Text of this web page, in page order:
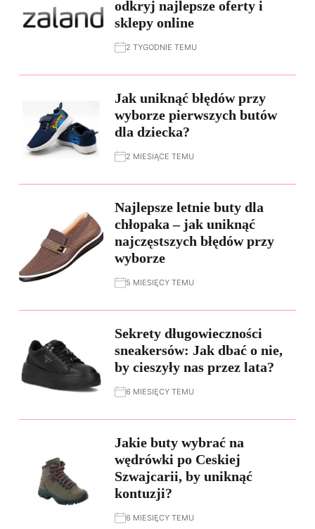
odkryj najlepsze oferty i
sklepy online
2 TYGODNIE TEMU
Jak uniknąć błędów przy
wyborze pierwszych butów
dla dziecka?
2 MIESIĄCE TEMU
Najlepsze letnie buty dla
chłopaka – jak uniknąć
najczęstszych błędów przy
wyborze
5 MIESIĘCY TEMU
Sekrety długowieczności
sneakersów: Jak dbać o nie,
by cieszyły nas przez lata?
6 MIESIĘCY TEMU
Jakie buty wybrać na
wędrówki po Ceskiej
Szwajcarii, by uniknąć
kontuzji?
6 MIESIĘCY TEMU